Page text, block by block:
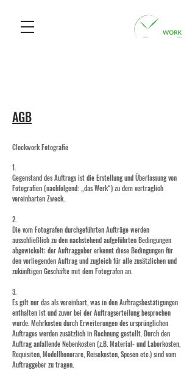
AGB
Clockwork Fotografie
1.
Gegenstand des Auftrags ist die Erstellung und Überlassung von
Fotografien (nachfolgend: „das Werk“) zu dem vertraglich
vereinbarten Zweck.
2.
Die vom Fotografen durchgeführten Aufträge werden
ausschließlich zu den nachstehend aufgeführten Bedingungen
abgewickelt; der Auftraggeber erkennt diese Bedingungen für
den vorliegenden Auftrag und zugleich für alle zusätzlichen und
zukünftigen Geschäfte mit dem Fotografen an.
3.
Es gilt nur das als vereinbart, was in den Auftragsbestätigungen
enthalten ist und zuvor bei der Auftragserteilung besprochen
wurde. Mehrkosten durch Erweiterungen des ursprünglichen
Auftrages werden zusätzlich in Rechnung gestellt. Durch den
Auftrag anfallende Nebenkosten (z.B. Material- und Laborkosten,
Requisiten, Modellhonorare, Reisekosten, Spesen etc.) sind vom
Auftraggeber zu tragen.